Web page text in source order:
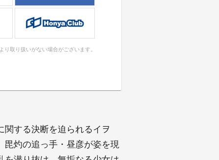
り取り扱いがない場合がございます。
する決断を迫られるイヲ
毘灼の追っ手・昼彦が姿を現